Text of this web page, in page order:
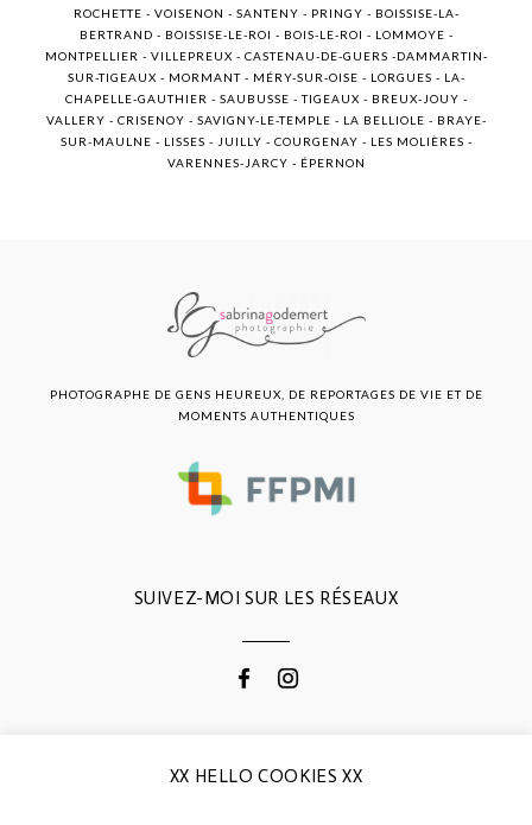
ROCHETTE - VOISENON - SANTENY - PRINGY - BOISSISE-LA-
BERTRAND - BOISSISE-LE-ROI - BOIS-LE-ROI - LOMMOYE -
MONTPELLIER - VILLEPREUX - CASTENAU-DE-GUERS -DAMMARTIN-
SUR-TIGEAUX - MORMANT - MÉRY-SUR-OISE - LORGUES - LA-
CHAPELLE-GAUTHIER - SAUBUSSE - TIGEAUX - BREUX-JOUY -
VALLERY - CRISENOY - SAVIGNY-LE-TEMPLE - LA BELLIOLE - BRAYE-
SUR-MAULNE - LISSES - JUILLY - COURGENAY - LES MOLIÈRES -
VARENNES-JARCY - ÉPERNON
SUIVEZ-MOI SUR LES RÉSEAUX
PHOTOGRAPHE DE GENS HEUREUX, DE REPORTAGES DE VIE ET DE
MOMENTS AUTHENTIQUES
CONTACTEZ-MOI
XX HELLO COOKIES XX